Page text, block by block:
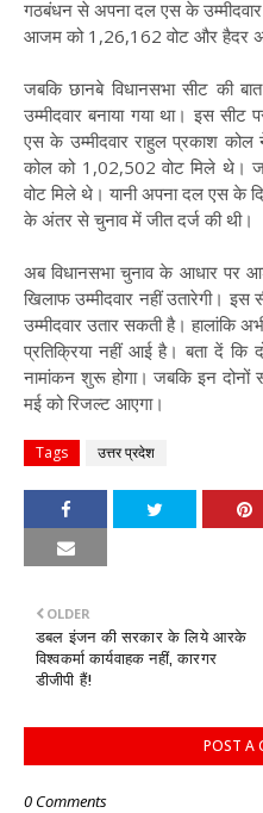
गठबंधन से अपना दल एस के
आजम को 1,26,162 वोट और हैदर
जबकि छानबे विधानसभा सीट की
उम्मीदवार बनाया गया था। इस
एस के उम्मीदवार राहुल प्रकाश
कोल को 1,02,502 वोट मिले थे।
वोट मिले थे। यानी अपना दल एस के
के अंतर से चुनाव में जीत दर्ज की थी।
अब विधानसभा चुनाव के आधार पर
खिलाफ उम्मीदवार नहीं उतारेगी।
उम्मीदवार उतार सकती है। हालांकि
प्रतिक्रिया नहीं आई है। बता दें
नामांकन शुरू होगा। जबकि इन दोनों
मई को रिजल्ट आएगा।
Tags उत्तर प्रदेश
OLDER
डबल इंजन की सरकार के लिये आरके
विश्वकर्मा कार्यवाहक नहीं, कारगर
डीजीपी हैं!
POST A
0 Comments